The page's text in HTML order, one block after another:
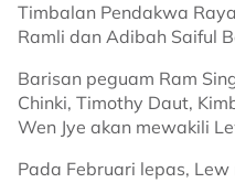
Timbalan Pendakwa
Ramli dan Adibah Saiful
Barisan peguam Ram
Chinki, Timothy Daut,
Wen Jye akan mewakili
Pada Februari lepas,